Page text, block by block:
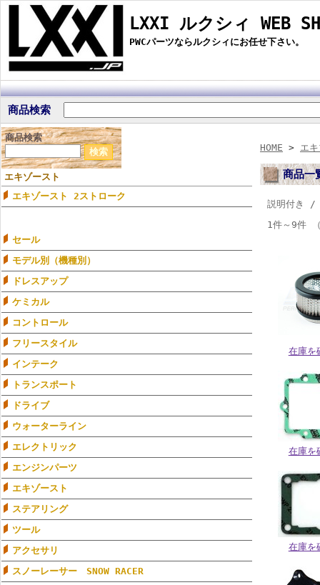
LXXI ルクシィ WEB
PWCパーツならルクシィにお任せ下さい。
商品検索
商品検索
エキゾースト
エキゾースト 2ストローク
セール
モデル別（機種別）
ドレスアップ
ケミカル
コントロール
フリースタイル
インテーク
トランスポート
ドライブ
ウォーターライン
エレクトリック
エンジンパーツ
エキゾースト
ステアリング
ツール
アクセサリ
スノーレーサー SNOW RACER
HOME > エ
商品一
説明付き
1件～9件
在庫を
在庫を
在庫を